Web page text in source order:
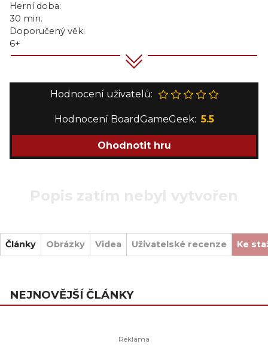
Herní doba:
30 min.
Doporučený věk:
6+
Hodnocení uživatelů:
Hodnocení BoardGameGeek: 5.5
Ohodnotit hru
Články Obrázky Videa Uživatelské recenze Ke
NEJNOVĚJŠÍ ČLÁNKY